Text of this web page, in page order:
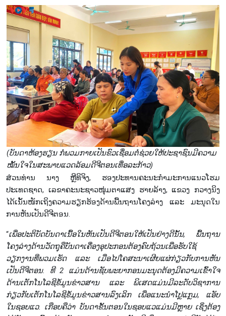
(ບັນດາຫ້ອງຮຽນ ກໍ່ພວມກາຍເປັນຂົວເຊື່ອມຕໍ່ຊ່ວຍໃຫ້ປະຊາຊົນມີຄວາມ
ໝັ້ນໃຈໃນສະພາບແວດລ້ອມດີຈີຕອນເທື່ອລະກ້າວ)
ສ່ວນທ່ານ ນາງ ຫຼີທິຈິງ, ຮອງປະທານຄະນະກຳມະການແນວໂຮມ
ປະເທດຊາດ, ເລຂາຄະນະຊາວໜຸ່ມຕາແສງ ຮາຍລ້າງ, ແຂວງ ກວາງນິງ
ໄດ້ເນັ້ນໜັກເຖິງຄວາມຮຽກຮ້ອງດ້ານພື້ນຖານໂຄງລ່າງ ແລະ ມະນຸດໃນ
ການຫັນເປັນດີຈີຕອນ.
“ເພື່ອປະຕິບັດບັນດາເນື້ອໃນຫັນເປັນດີຈີຕອນໃຫ້ເປັນຢ່າງດີນັ້ນ, ພື້ນຖານ
ໂຄງລ່າງດ້ານວັດຖຸຄືບັນດາເຄື່ອງອຸປະກອນຕ້ອງຄົບຖ້ວນເພື່ອຮັບໃຊ້
ວຽກງານທີ່ພວມເຮັດ ແລະ ເມື່ອໄປໂຄສະນາເຜີຍແຜ່ກ່ຽວກັບການຫັນ
ເປັນດີຈີຕອນ. ທີ 2 ແມ່ນດ້ານຊັບພະຍາກອນມະນຸດຕ້ອງມີຄວາມເຂົ້າໃຈ
ດ້ານເຕັກໂນໂລຊີຂໍ້ມູນຂ່າວສານ ແລະ ພິເສດແມ່ນມີລະດັບວິຊາການ
ກ່ຽວກັບເຕັກໂນໂລຊີຂໍ້ມູນຂ່າວສານລົງເລິກ ເພື່ອແນະນຳໂປຼແກຼມ, ແອັບ
ໃນຊອບແວ. ເກືອບຄືວ່າ ບັນດາຂັ້ນຕອນໃນຊອບແວແມ່ນມີຫຼາຍ ເຊິ່ງຕ້ອງ